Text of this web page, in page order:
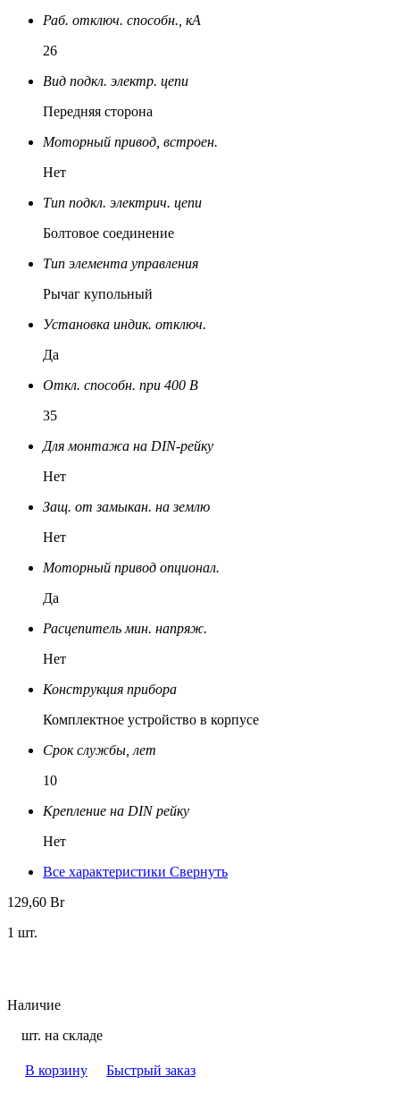
Раб. отключ. способн., кА
26
Вид подкл. электр. цепи
Передняя сторона
Моторный привод, встроен.
Нет
Тип подкл. электрич. цепи
Болтовое соединение
Тип элемента управления
Рычаг купольный
Установка индик. отключ.
Да
Откл. способн. при 400 В
35
Для монтажа на DIN-рейку
Нет
Защ. от замыкан. на землю
Нет
Моторный привод опционал.
Да
Расцепитель мин. напряж.
Нет
Конструкция прибора
Комплектное устройство в корпусе
Срок службы, лет
10
Крепление на DIN рейку
Нет
Все характеристики Свернуть
129,60 Br
1 шт.
Наличие
шт. на складе
В корзину Быстрый заказ